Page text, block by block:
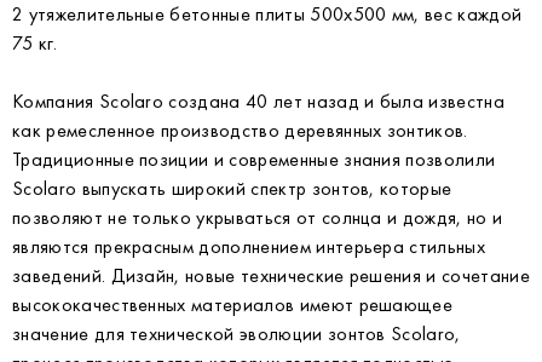
2 утяжелительные бетонные плиты 500х500 мм, вес каждой
75 кг.
Компания Scolaro создана 40 лет назад и была известна
как ремесленное производство деревянных зонтиков.
Традиционные позиции и современные знания позволили
Scolaro выпускать широкий спектр зонтов, которые
позволяют не только укрываться от солнца и дождя, но и
являются прекрасным дополнением интерьера стильных
заведений. Дизайн, новые технические решения и сочетание
высококачественных материалов имеют решающее
значение для технической эволюции зонтов Scolaro,